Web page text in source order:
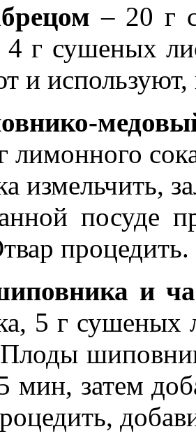
– 20 г
4 г сушеных
и
лимонного
измельчить,
посуде
и
5 г сушеных
мин, затем